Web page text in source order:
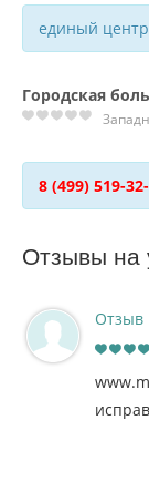
единый
Городская
8 (499) 519-
Отзывы на
Отзыв